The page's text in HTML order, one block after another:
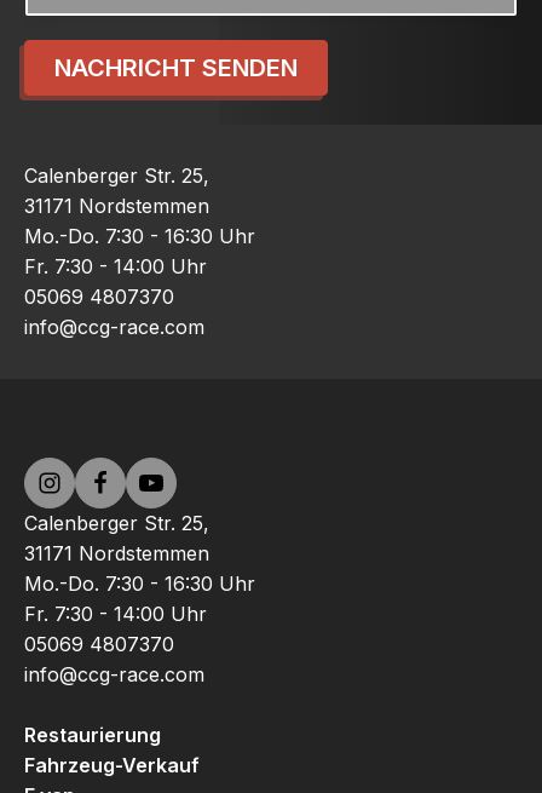
NACHRICHT SENDEN
Calenberger Str. 25,
31171 Nordstemmen
Mo.-Do. 7:30 - 16:30 Uhr
Fr. 7:30 - 14:00 Uhr
05069 4807370
info@ccg-race.com
Calenberger Str. 25,
31171 Nordstemmen
Mo.-Do. 7:30 - 16:30 Uhr
Fr. 7:30 - 14:00 Uhr
05069 4807370
info@ccg-race.com
Restaurierung
Fahrzeug-Verkauf